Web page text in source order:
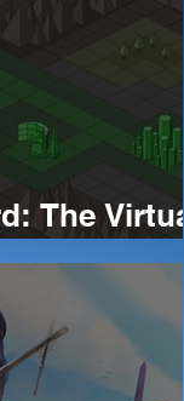
The Virtual
del genere